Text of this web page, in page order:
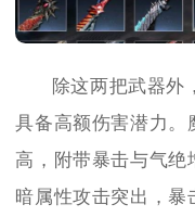
除这两把武器外
具备高额伤害潜力。
高，附带暴击与气绝
暗属性攻击突出，暴